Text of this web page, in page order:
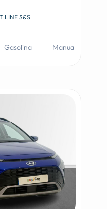
LINE S&S
Gasolina Manual